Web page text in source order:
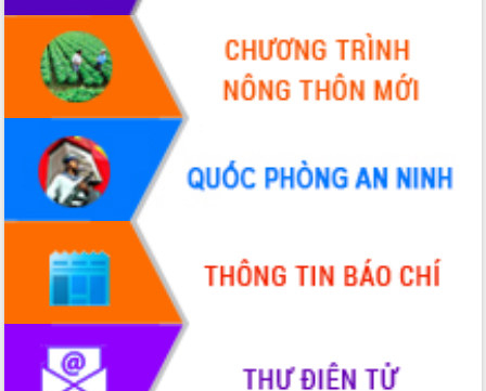
nhanh tiến độ các dự án trọng điểm
trong Khu kinh tế Nam Phú Yên
Hòn Yến phát triển du lịch gắn với bảo
tồn biển
Lấy ý kiến điều chỉnh Quy hoạch tỉnh
Đắk Lắk thời kỳ 2021-2030, tầm nhìn
đến năm 2050
Phát động chiến dịch 30 ngày đêm
giải phóng mặt bằng Tuyến đường bộ
ven biển
Đắk Lắk nỗ lực thúc đẩy tăng trưởng
kinh tế từ 10% trở lên trong Quý
II/2026
Đắk Lắk ký kết thỏa thuận hợp tác về
chuyển đổi số giai đoạn 2026 – 2030
với Tập đoàn Bưu chính Viễn thông
Việt Nam